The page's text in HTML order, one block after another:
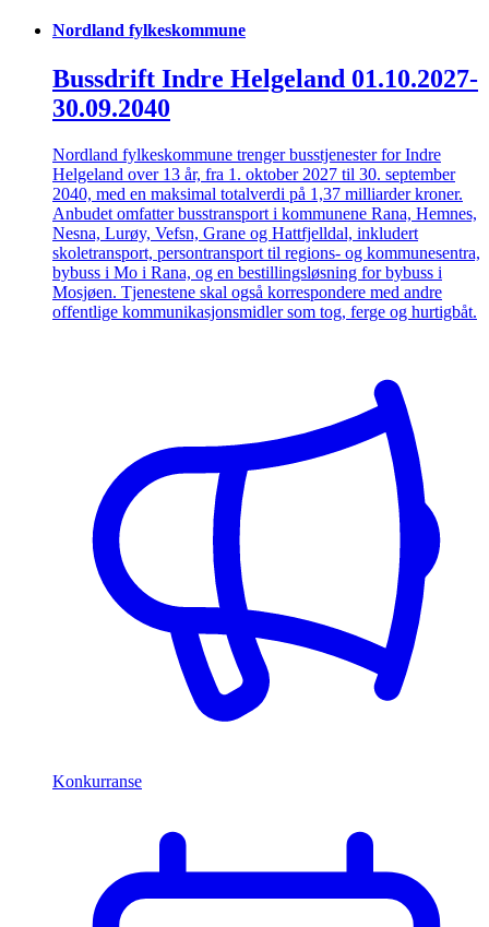
Nordland fylkeskommune
Bussdrift Indre Helgeland 01.10.2027-
30.09.2040
Nordland fylkeskommune trenger busstjenester for Indre
Helgeland over 13 år, fra 1. oktober 2027 til 30. september
2040, med en maksimal totalverdi på 1,37 milliarder kroner.
Anbudet omfatter busstransport i kommunene Rana, Hemnes,
Nesna, Lurøy, Vefsn, Grane og Hattfjelldal, inkludert
skoletransport, persontransport til regions- og kommunesentra,
bybuss i Mo i Rana, og en bestillingsløsning for bybuss i
Mosjøen. Tjenestene skal også korrespondere med andre
offentlige kommunikasjonsmidler som tog, ferge og hurtigbåt.
Konkurranse